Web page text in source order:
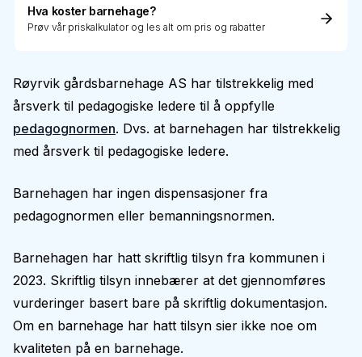
Hva koster barnehage?
Prøv vår priskalkulator og les alt om pris og rabatter
Røyrvik gårdsbarnehage AS har tilstrekkelig med
årsverk til pedagogiske ledere til å oppfylle
pedagognormen. Dvs. at barnehagen har tilstrekkelig
med årsverk til pedagogiske ledere.
Barnehagen har ingen dispensasjoner fra
pedagognormen eller bemanningsnormen.
Barnehagen har hatt skriftlig tilsyn fra kommunen i
2023. Skriftlig tilsyn innebærer at det gjennomføres
vurderinger basert bare på skriftlig dokumentasjon.
Om en barnehage har hatt tilsyn sier ikke noe om
kvaliteten på en barnehage.